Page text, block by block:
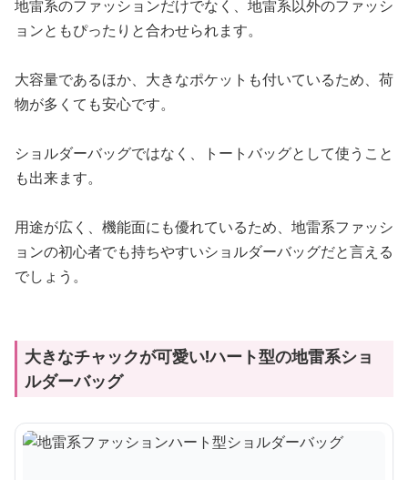
地雷系のファッションだけでなく、地雷系以外のファッシ
ョンともぴったりと合わせられます。
大容量であるほか、大きなポケットも付いているため、荷
物が多くても安心です。
ショルダーバッグではなく、トートバッグとして使うこと
も出来ます。
用途が広く、機能面にも優れているため、地雷系ファッシ
ョンの初心者でも持ちやすいショルダーバッグだと言える
でしょう。
大きなチャックが可愛い!ハート型の地雷系ショ
ルダーバッグ